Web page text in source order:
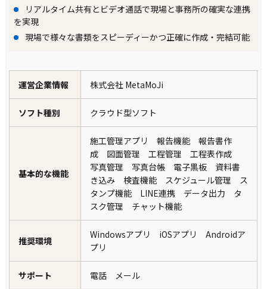
リアルタイム共有とビデオ通話で現場と事務所の確実な連携
を実現
現場で様々な書類をスピーディーかつ正確に作成・完結可能
運営企業情報 株式会社 MetaMoJi
ソフト種別 クラウド型ソフト
基本的な機能
施工管理アプリ 報告機能 報告書作
成 図面管理 工程管理 工程表作成
写真管理 写真台帳 電子黒板 資料書
き込み 検査機能 スケジュール管理 ス
タンプ機能 LINE連携 データ出力 タ
スク管理 チャット機能
推奨環境
Windowsアプリ iOSアプリ Androidア
プリ
サポート 電話 メール